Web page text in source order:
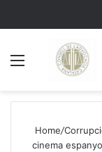
Home/
cinema